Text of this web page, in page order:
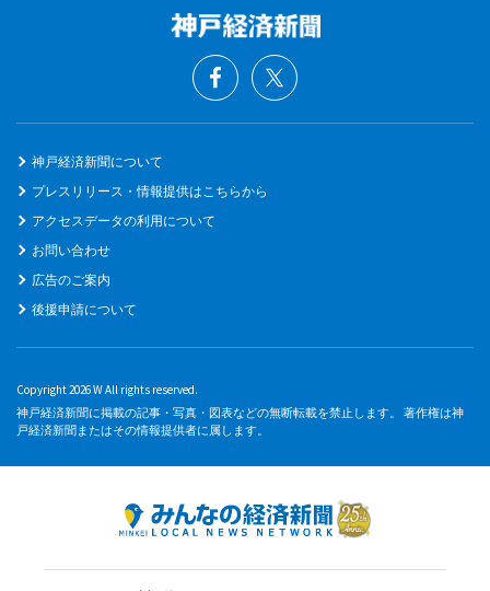
神戸経済新聞について
プレスリリース・情報提供はこちらから
アクセスデータの利用について
お問い合わせ
広告のご案内
後援申請について
Copyright 2026 W All rights reserved.
神戸経済新聞に掲載の記事・写真・図表などの無断転載を禁止します。 著作権は神
戸経済新聞またはその情報提供者に属します。